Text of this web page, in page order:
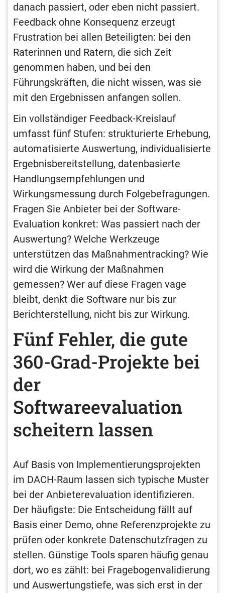
danach passiert, oder eben nicht passiert.
Feedback ohne Konsequenz erzeugt
Frustration bei allen Beteiligten: bei den
Raterinnen und Ratern, die sich Zeit
genommen haben, und bei den
Führungskräften, die nicht wissen, was sie
mit den Ergebnissen anfangen sollen.
Ein vollständiger Feedback-Kreislauf
umfasst fünf Stufen: strukturierte Erhebung,
automatisierte Auswertung, individualisierte
Ergebnisbereitstellung, datenbasierte
Handlungsempfehlungen und
Wirkungsmessung durch Folgebefragungen.
Fragen Sie Anbieter bei der Software-
Evaluation konkret: Was passiert nach der
Auswertung? Welche Werkzeuge
unterstützen das Maßnahmentracking? Wie
wird die Wirkung der Maßnahmen
gemessen? Wer auf diese Fragen vage
bleibt, denkt die Software nur bis zur
Berichterstellung, nicht bis zur Wirkung.
Fünf Fehler, die gute
360-Grad-Projekte bei
der
Softwareevaluation
scheitern lassen
Auf Basis von Implementierungsprojekten
im DACH-Raum lassen sich typische Muster
bei der Anbieterevaluation identifizieren.
Der häufigste: Die Entscheidung fällt auf
Basis einer Demo, ohne Referenzprojekte zu
prüfen oder konkrete Datenschutzfragen zu
stellen. Günstige Tools sparen häufig genau
dort, wo es zählt: bei Fragebogenvalidierung
und Auswertungstiefe, was sich erst in der